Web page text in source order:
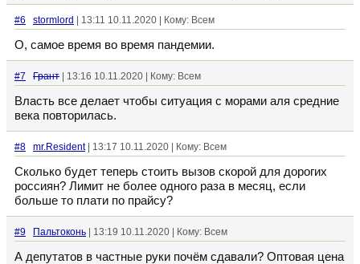
#6 stormlord | 13:11 10.11.2020 | Кому: Всем
О, самое время во время пандемии.
#7 Грант | 13:16 10.11.2020 | Кому: Всем
Власть все делает чтобы ситуация с морами аля средние
века повторилась.
#8 mr.Resident| 13:17 10.11.2020 | Кому: Всем
Сколько будет теперь стоить вызов скорой для дорогих
россиян? Лимит не более одного раза в месяц, если
больше то плати по прайсу?
#9 Пальтоконь | 13:19 10.11.2020 | Кому: Всем
А депутатов в частные руки почём сдавали? Оптовая цена